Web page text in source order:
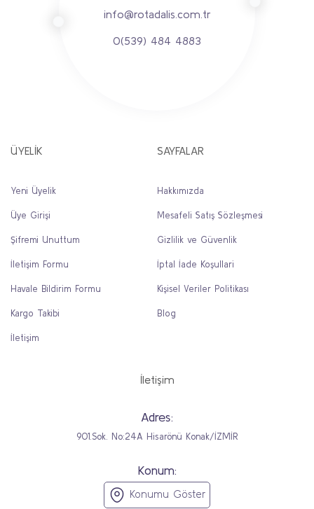
info@rotadalis.com.tr
0(539) 484 4883
ÜYELİK
Yeni Üyelik
Üye Girişi
Şifremi Unuttum
İletişim Formu
Havale Bildirim Formu
Kargo Takibi
İletişim
SAYFALAR
Hakkımızda
Mesafeli Satış Sözleşmesi
Gizlilik ve Güvenlik
İptal İade Koşullari
Kişisel Veriler Politikası
Blog
İletişim
Adres:
901.Sok. No:24A Hisarönü Konak/İZMİR
Konum:
Konumu Göster